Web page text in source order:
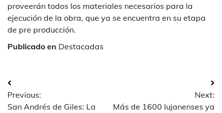
proveerán todos los materiales necesarios para la
ejecución de la obra, que ya se encuentra en su etapa
de pre producción.
Publicado en Destacadas
Navegación
de
Previous:
San Andrés de Giles: La
Next:
Más de 1600 lujanenses ya